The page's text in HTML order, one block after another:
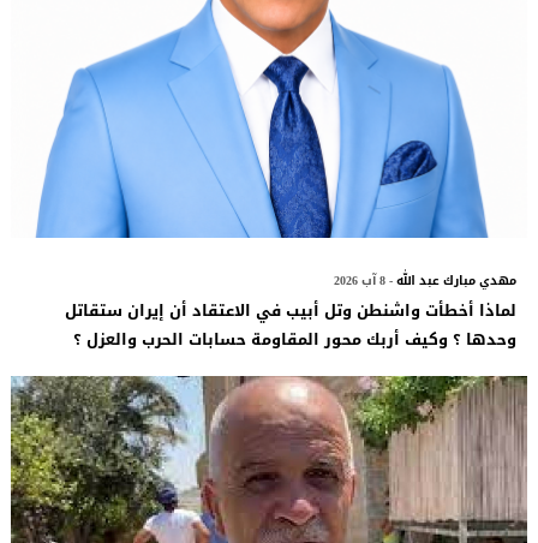
مهدي مبارك عبد الله- 8 آب 2026
لماذا أخطأت واشنطن وتل أبيب في الاعتقاد أن إيران ستقاتل
وحدها ؟ وكيف أربك محور المقاومة حسابات الحرب والعزل ؟